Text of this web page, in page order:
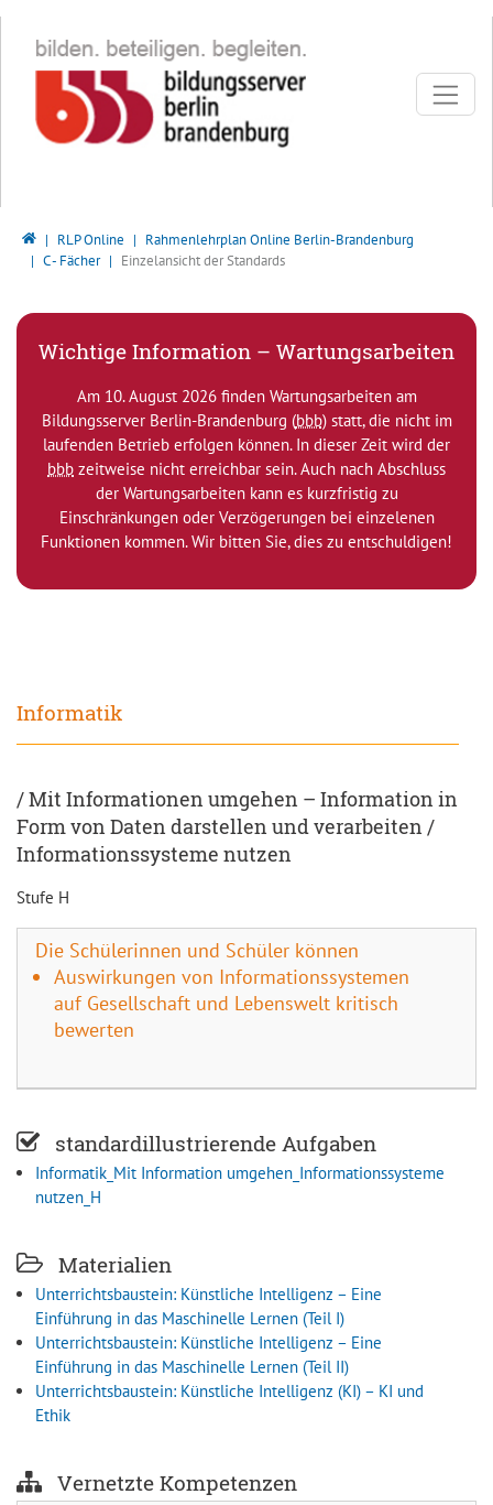
Bildungsserver Berlin - Brandenburg
RLP Online
Rahmenlehrplan Online Berlin-Brandenburg
C - Fächer
Einzelansicht der Standards
Wichtige Information – Wartungsarbeiten
Am 10. August 2026 finden Wartungsarbeiten am
Bildungsserver Berlin-Brandenburg (bbb) statt, die nicht im
laufenden Betrieb erfolgen können. In dieser Zeit wird der
bbb zeitweise nicht erreichbar sein. Auch nach Abschluss
der Wartungsarbeiten kann es kurzfristig zu
Einschränkungen oder Verzögerungen bei einzelenen
Funktionen kommen. Wir bitten Sie, dies zu entschuldigen!
Informatik
/ Mit Informationen umgehen – Information in
Form von Daten darstellen und verarbeiten /
Informationssysteme nutzen
Stufe H
Die Schülerinnen und Schüler können
Auswirkungen von Informationssystemen
auf Gesellschaft und Lebenswelt kritisch
bewerten
standardillustrierende Aufgaben
Informatik_Mit Information umgehen_Informationssysteme
nutzen_H
Materialien
Unterrichtsbaustein: Künstliche Intelligenz – Eine
Einführung in das Maschinelle Lernen (Teil I)
Unterrichtsbaustein: Künstliche Intelligenz – Eine
Einführung in das Maschinelle Lernen (Teil II)
Unterrichtsbaustein: Künstliche Intelligenz (KI) – KI und
Ethik
Vernetzte Kompetenzen